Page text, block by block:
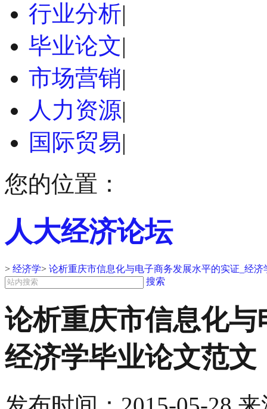
行业分析|
毕业论文|
市场营销|
人力资源|
国际贸易|
您的位置：
人大经济论坛
> 经济学> 论析重庆市信息化与电子商务发展水平的实证_经济
搜索
论析重庆市信息化
经济学毕业论文范文